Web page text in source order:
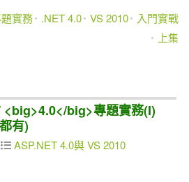
實務 .NET 4.0 VS 2010
入門實戰
上集
<big>4.0</big>專題實務(I)
有)
ASP.NET 4.0與 VS 2010